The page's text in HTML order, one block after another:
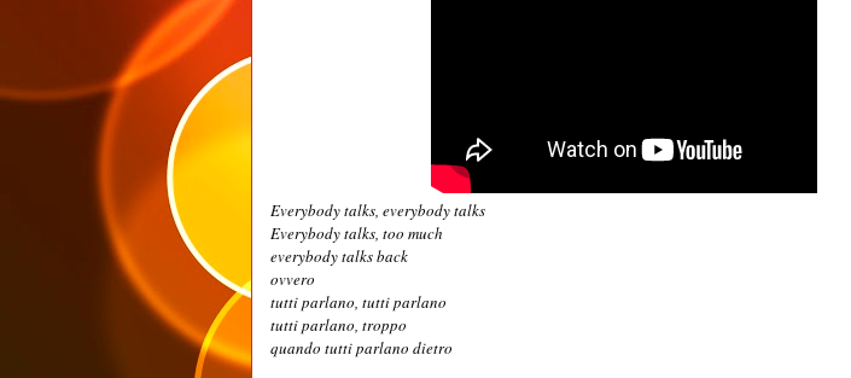
Everybody talks, everybody talks
Everybody talks, too much
everybody talks back
ovvero
tutti parlano, tutti parlano
tutti parlano, troppo
quando tutti parlano dietro